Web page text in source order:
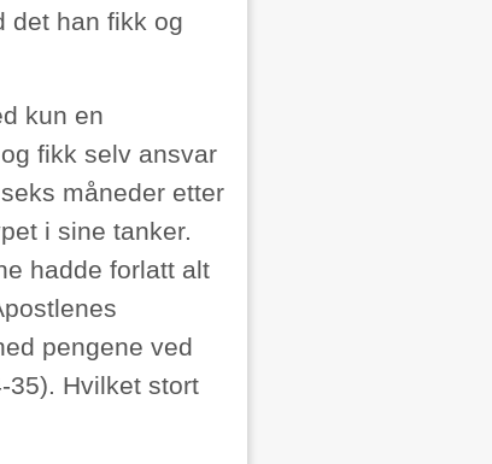
det han fikk og
kun en
fikk selv ansvar
måneder etter
i sine tanker.
hadde forlatt alt
pengene ved
35). Hvilket stort